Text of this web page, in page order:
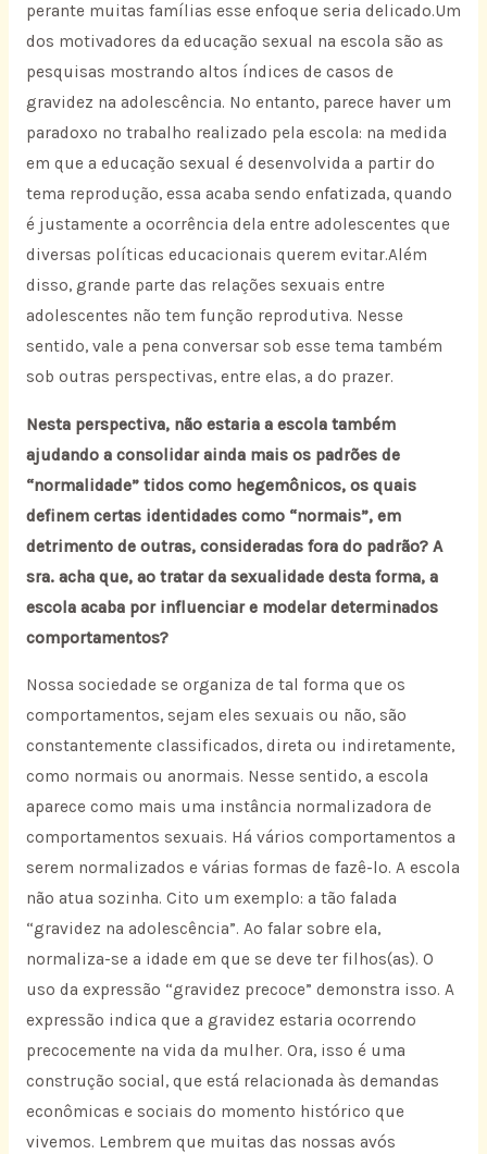
perante muitas famílias esse enfoque seria delicado.Um
dos motivadores da educação sexual na escola são as
pesquisas mostrando altos índices de casos de
gravidez na adolescência. No entanto, parece haver um
paradoxo no trabalho realizado pela escola: na medida
em que a educação sexual é desenvolvida a partir do
tema reprodução, essa acaba sendo enfatizada, quando
é justamente a ocorrência dela entre adolescentes que
diversas políticas educacionais querem evitar.Além
disso, grande parte das relações sexuais entre
adolescentes não tem função reprodutiva. Nesse
sentido, vale a pena conversar sob esse tema também
sob outras perspectivas, entre elas, a do prazer.
Nesta perspectiva, não estaria a escola também
ajudando a consolidar ainda mais os padrões de
“normalidade” tidos como hegemônicos, os quais
definem certas identidades como “normais”, em
detrimento de outras, consideradas fora do padrão? A
sra. acha que, ao tratar da sexualidade desta forma, a
escola acaba por influenciar e modelar determinados
comportamentos?
Nossa sociedade se organiza de tal forma que os
comportamentos, sejam eles sexuais ou não, são
constantemente classificados, direta ou indiretamente,
como normais ou anormais. Nesse sentido, a escola
aparece como mais uma instância normalizadora de
comportamentos sexuais. Há vários comportamentos a
serem normalizados e várias formas de fazê-lo. A escola
não atua sozinha. Cito um exemplo: a tão falada
“gravidez na adolescência”. Ao falar sobre ela,
normaliza-se a idade em que se deve ter filhos(as). O
uso da expressão “gravidez precoce” demonstra isso. A
expressão indica que a gravidez estaria ocorrendo
precocemente na vida da mulher. Ora, isso é uma
construção social, que está relacionada às demandas
econômicas e sociais do momento histórico que
vivemos. Lembrem que muitas das nossas avós